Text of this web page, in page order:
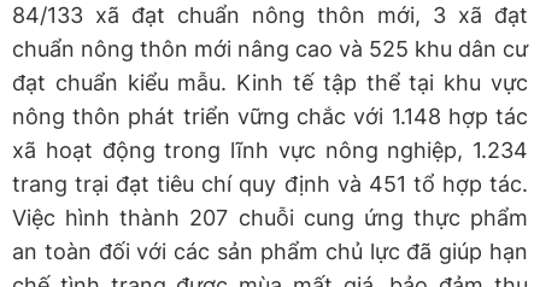
84/133 xã đạt chuẩn nông thôn mới, 3 xã đạt
chuẩn nông thôn mới nâng cao và 525 khu dân cư
đạt chuẩn kiểu mẫu. Kinh tế tập thể tại khu vực
nông thôn phát triển vững chắc với 1.148 hợp tác
xã hoạt động trong lĩnh vực nông nghiệp, 1.234
trang trại đạt tiêu chí quy định và 451 tổ hợp tác.
Việc hình thành 207 chuỗi cung ứng thực phẩm
an toàn đối với các sản phẩm chủ lực đã giúp hạn